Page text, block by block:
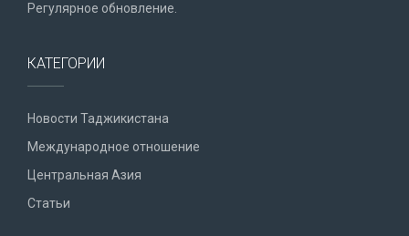
Регулярное обновление.
КАТЕГОРИИ
Новости Таджикистана
Международное отношение
Центральная Азия
Статьи